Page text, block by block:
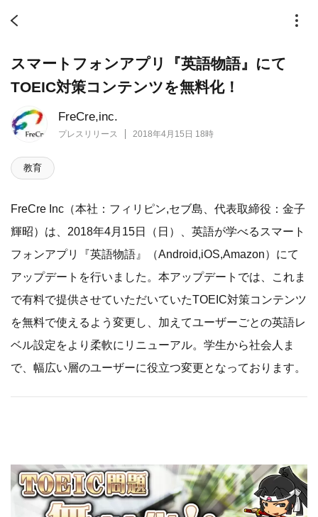
FreCre,inc.
プレスリリース 2018年4月15日 18時
スマートフォンアプリ『英語物語』にて
TOEIC対策コンテンツを無料化！
教育
FreCre Inc（本社：フィリピン,セブ島、代表取締役：金子
輝昭）は、2018年4月15日（日）、英語が学べるスマート
フォンアプリ『英語物語』（Android,iOS,Amazon）にて
アップデートを行いました。本アップデートでは、これま
で有料で提供させていただいていたTOEIC対策コンテンツ
を無料で使えるよう変更し、加えてユーザーごとの英語レ
ベル設定をより柔軟にリニューアル。学生から社会人ま
で、幅広い層のユーザーに役立つ変更となっております。